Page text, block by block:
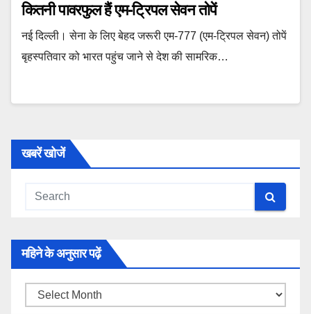
कितनी पावरफुल हैं एम-ट्रिपल सेवन तोपें
नई दिल्ली। सेना के लिए बेहद जरूरी एम-777 (एम-ट्रिपल सेवन) तोपें
बृहस्‍पतिवार को भारत पहुंच जाने से देश की सामरिक…
खबरें खोजें
महिने के अनुसार पढ़ें
महिने